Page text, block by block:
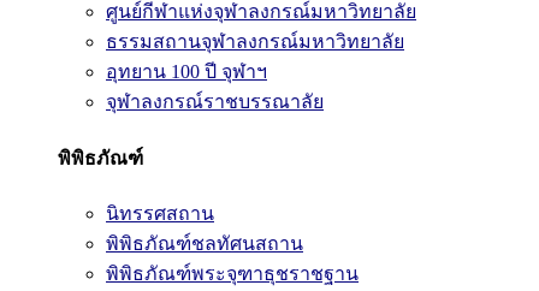
ศูนย์กีฬาแห่งจุฬาลงกรณ์มหาวิทยาลัย
ธรรมสถานจุฬาลงกรณ์มหาวิทยาลัย
อุทยาน 100 ปี จุฬาฯ
จุฬาลงกรณ์ราชบรรณาลัย
พิพิธภัณฑ์
นิทรรศสถาน
พิพิธภัณฑ์ชลทัศนสถาน
พิพิธภัณฑ์พระจุฑาธุชราชฐาน